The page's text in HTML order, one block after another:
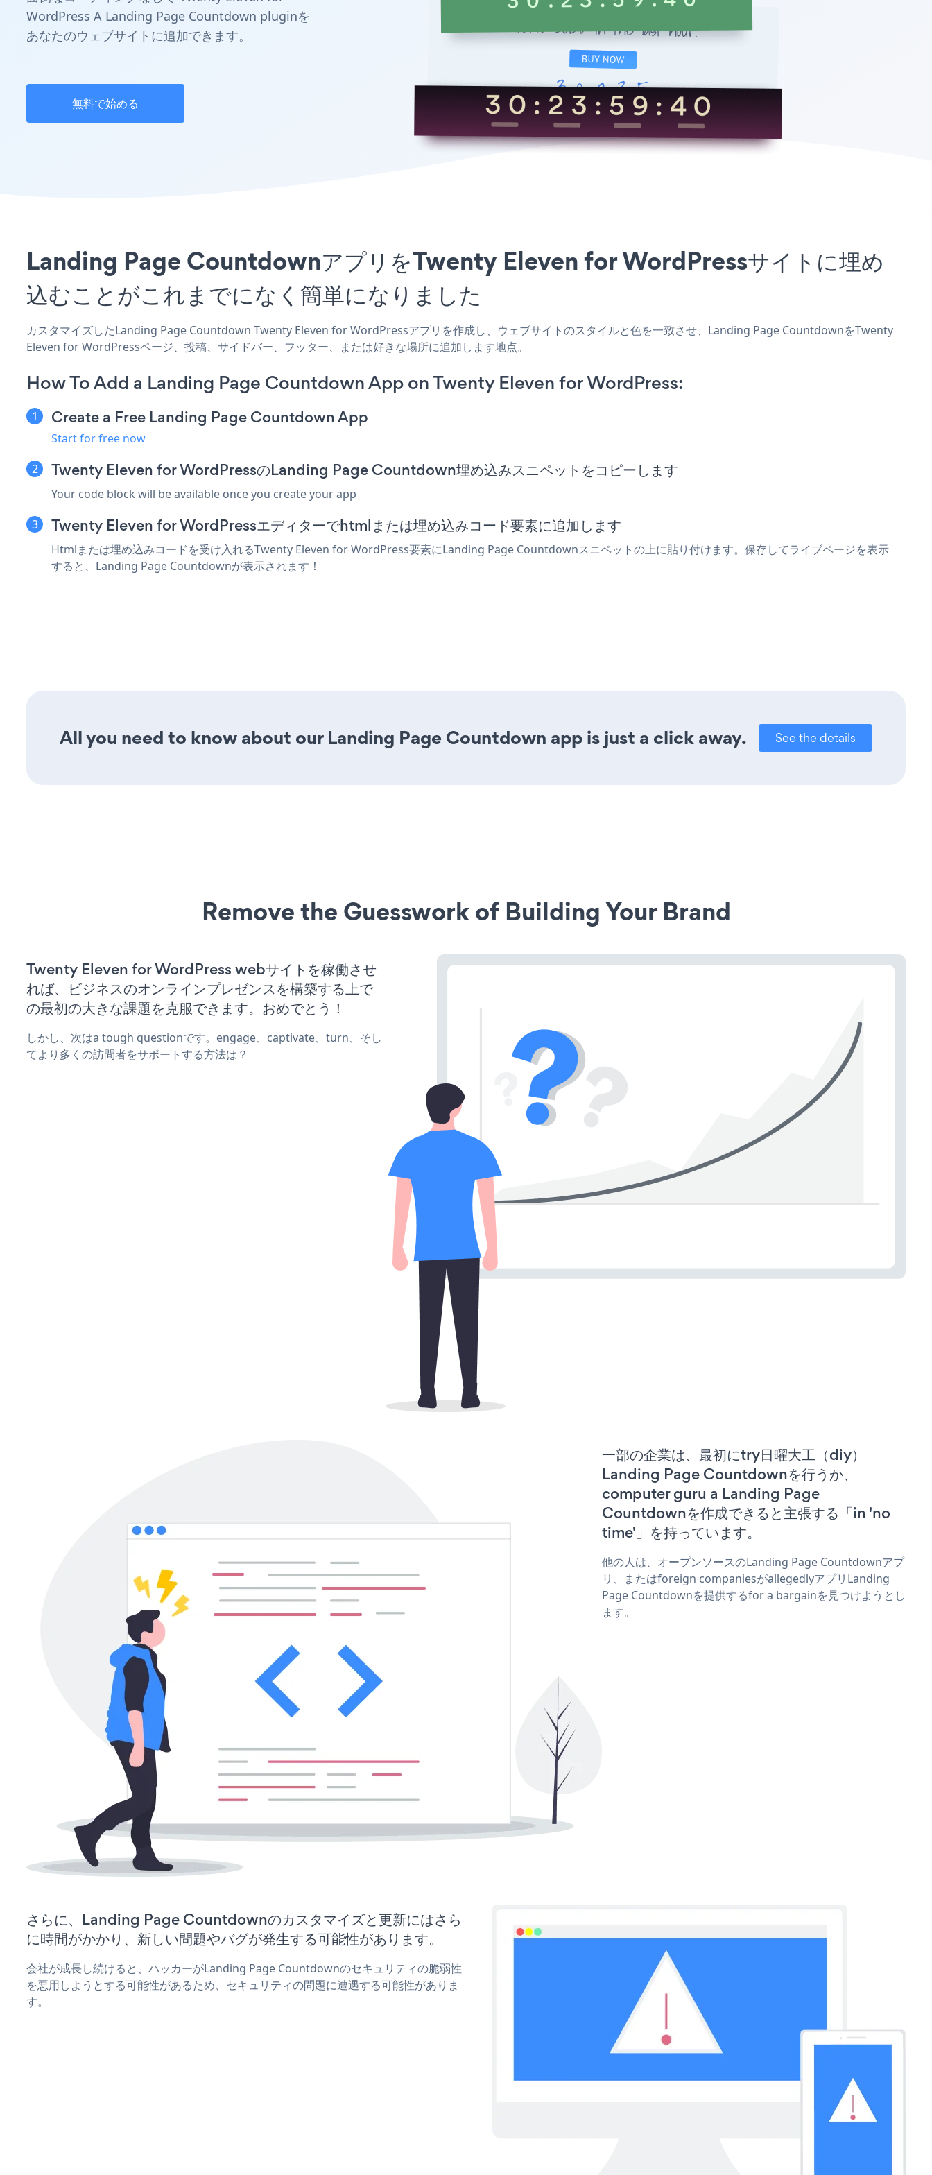
WordPress A Landing Page Countdown pluginを
あなたのウェブサイトに追加できます。
無料で始める
Landing Page CountdownアプリをTwenty Eleven for WordPressサイトに埋め
込むことがこれまでになく簡単になりました
カスタマイズしたLanding Page Countdown Twenty Eleven for WordPressアプリを作成し、ウェブサイトのスタイルと色を一致させ、Landing Page CountdownをTwenty
Eleven for WordPressページ、投稿、サイドバー、フッター、または好きな場所に追加します地点。
How To Add a Landing Page Countdown App on Twenty Eleven for WordPress:
Create a Free Landing Page Countdown App
Start for free now
Twenty Eleven for WordPressのLanding Page Countdown埋め込みスニペットをコピーします
Your code block will be available once you create your app
Twenty Eleven for WordPressエディターでhtmlまたは埋め込みコード要素に追加します
Htmlまたは埋め込みコードを受け入れるTwenty Eleven for WordPress要素にLanding Page Countdownスニペットの上に貼り付けます。保存してライブページを表示
すると、Landing Page Countdownが表示されます！
All you need to know about our Landing Page Countdown app is just a click away. See the details
Remove the Guesswork of Building Your Brand
Twenty Eleven for WordPress webサイトを稼働させ
れば、ビジネスのオンラインプレゼンスを構築する上で
の最初の大きな課題を克服できます。おめでとう！
しかし、次はa tough questionです。engage、captivate、turn、そし
てより多くの訪問者をサポートする方法は？
一部の企業は、最初にtry日曜大工（diy）
Landing Page Countdownを行うか、
computer guru a Landing Page
Countdownを作成できると主張する「in 'no
time'」を持っています。
他の人は、オープンソースのLanding Page Countdownアプ
リ、またはforeign companiesがallegedlyアプリLanding
Page Countdownを提供するfor a bargainを見つけようとし
ます。
さらに、Landing Page Countdownのカスタマイズと更新にはさら
に時間がかかり、新しい問題やバグが発生する可能性があります。
会社が成長し続けると、ハッカーがLanding Page Countdownのセキュリティの脆弱性
を悪用しようとする可能性があるため、セキュリティの問題に遭遇する可能性がありま
す。